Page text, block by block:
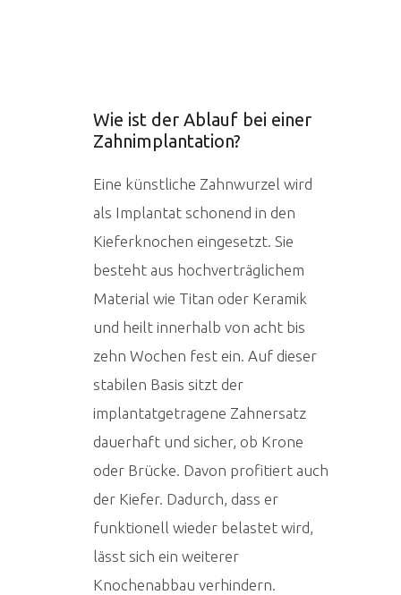
Wie ist der Ablauf bei einer
Zahnimplantation?
Eine künstliche Zahnwurzel wird
als Implantat schonend in den
Kieferknochen eingesetzt. Sie
besteht aus hochverträglichem
Material wie Titan oder Keramik
und heilt innerhalb von acht bis
zehn Wochen fest ein. Auf dieser
stabilen Basis sitzt der
implantatgetragene Zahnersatz
dauerhaft und sicher, ob Krone
oder Brücke. Davon profitiert auch
der Kiefer. Dadurch, dass er
funktionell wieder belastet wird,
lässt sich ein weiterer
Knochenabbau verhindern.